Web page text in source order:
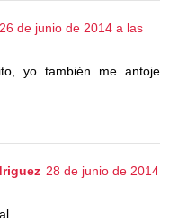
26 de junio de 2014 a las
yo también me antoje
28 de junio de 2014